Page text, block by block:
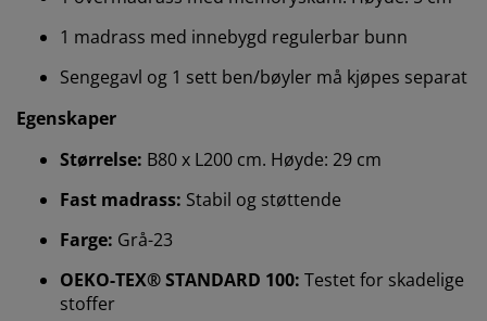
1 madrass med innebygd regulerbar bunn
Sengegavl og 1 sett ben/bøyler må kjøpes separat
Egenskaper
Størrelse: B80 x L200 cm. Høyde: 29 cm
Fast madrass: Stabil og støttende
Farge: Grå-23
OEKO-TEX® STANDARD 100: Testet for skadelige
stoffer
Vi tilpasser opplevelsen din
Hos JYSK bruker vi informasjonskapsler (cookies) og